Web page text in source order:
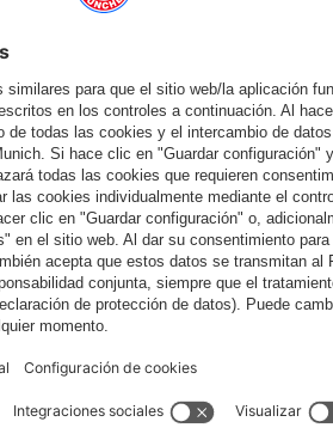
y jugadoras del FC Bayern. Artistas
presentaron camisetas y camisetas
en el SUPERBLOOM en el
sobre diversidad en el festival.